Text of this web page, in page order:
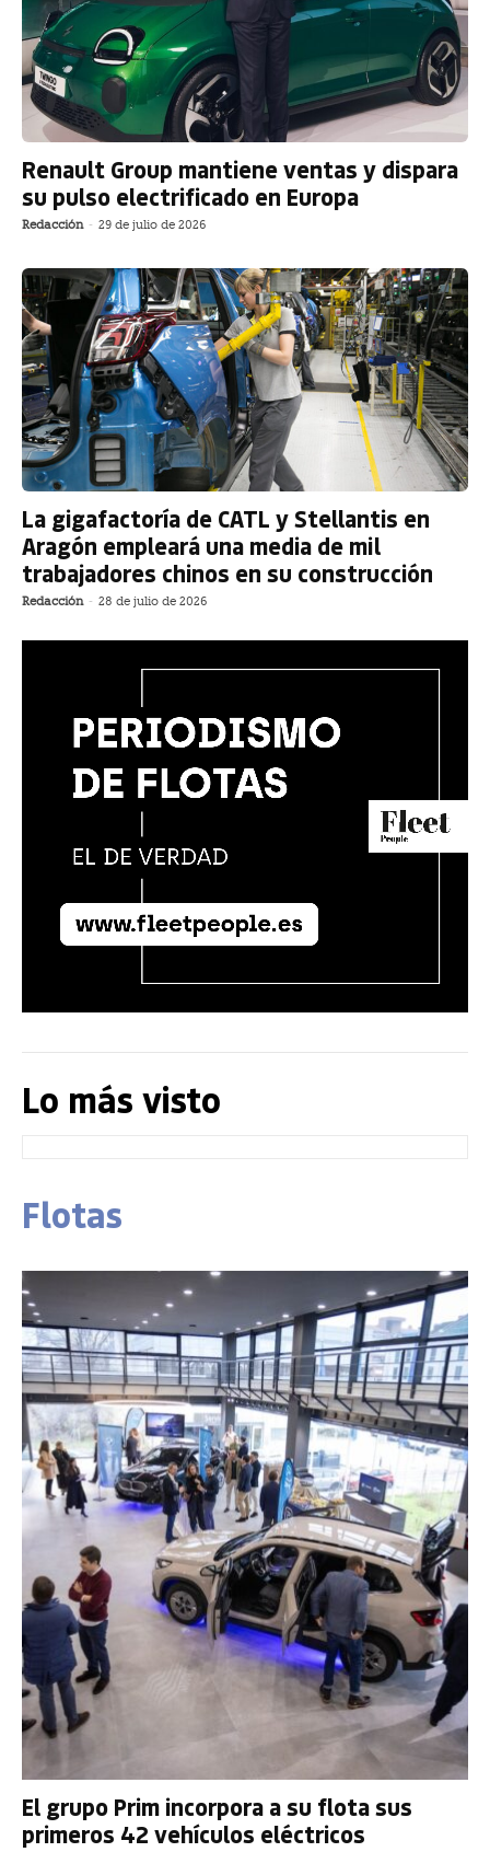
Renault Group mantiene ventas y dispara
su pulso electrificado en Europa
Redacción - 29 de julio de 2026
La gigafactoría de CATL y Stellantis en
Aragón empleará una media de mil
trabajadores chinos en su construcción
Redacción - 28 de julio de 2026
Lo más visto
Flotas
El grupo Prim incorpora a su flota sus
primeros 42 vehículos eléctricos